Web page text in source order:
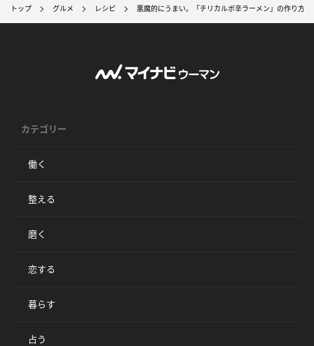
トップ グルメ レシピ 悪魔的にうまい。「チリカルボ辛ラーメン」の作り方
カテゴリー
働く
整える
磨く
恋する
暮らす
占う